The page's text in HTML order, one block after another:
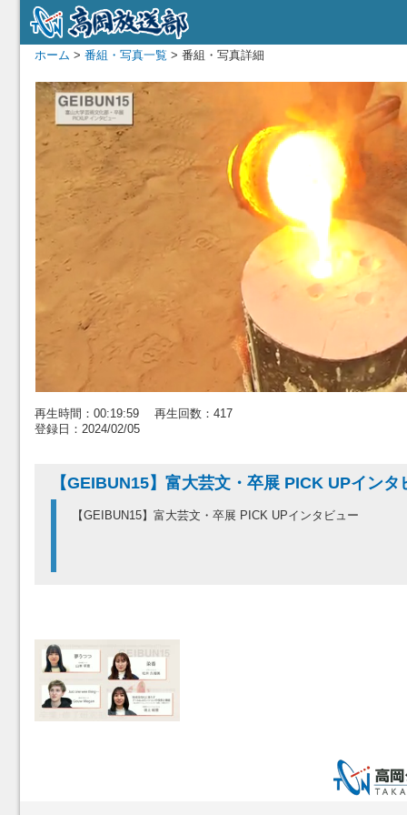
ホーム > 番組・写真一覧 > 番組・写真詳細
再生時間：00:19:59 再生回数：417
登録日：2024/02/05
【GEIBUN15】富大芸文・卒展 PICK UPインタ
【GEIBUN15】富大芸文・卒展 PICK UPインタビュー